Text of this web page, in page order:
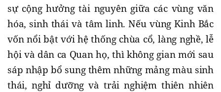
sự cộng hưởng tài nguyên giữa các vùng văn
hóa, sinh thái và tâm linh. Nếu vùng Kinh Bắc
vốn nổi bật với hệ thống chùa cổ, làng nghề, lễ
hội và dân ca Quan họ, thì không gian mới sau
sáp nhập bổ sung thêm những mảng màu sinh
thái, nghỉ dưỡng và trải nghiệm thiên nhiên